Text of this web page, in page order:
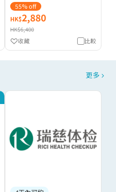
55% off
HK$2,880
HK$6,400
比較
收藏
更多